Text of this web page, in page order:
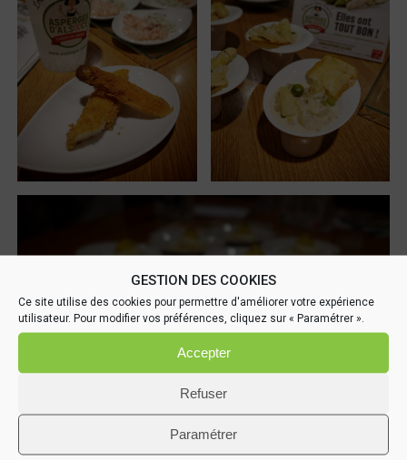
GESTION DES COOKIES
Ce site utilise des cookies pour permettre d'améliorer votre expérience
utilisateur. Pour modifier vos préférences, cliquez sur « Paramétrer ».
Accepter
Refuser
Paramétrer